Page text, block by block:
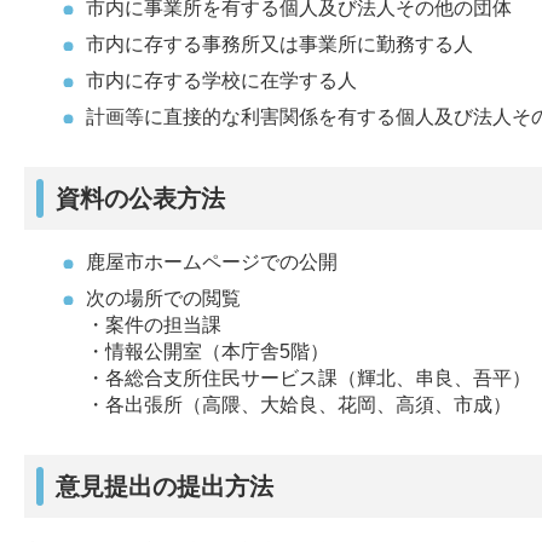
市内に事業所を有する個人及び法人その他の団体
市内に存する事務所又は事業所に勤務する人
市内に存する学校に在学する人
計画等に直接的な利害関係を有する個人及び法人そ
資料の公表方法
鹿屋市ホームページでの公開
次の場所での閲覧
・案件の担当課
・情報公開室（本庁舎5階）
・各総合支所住民サービス課（輝北、串良、吾平）
・各出張所（高隈、大姶良、花岡、高須、市成）
意見提出の提出方法